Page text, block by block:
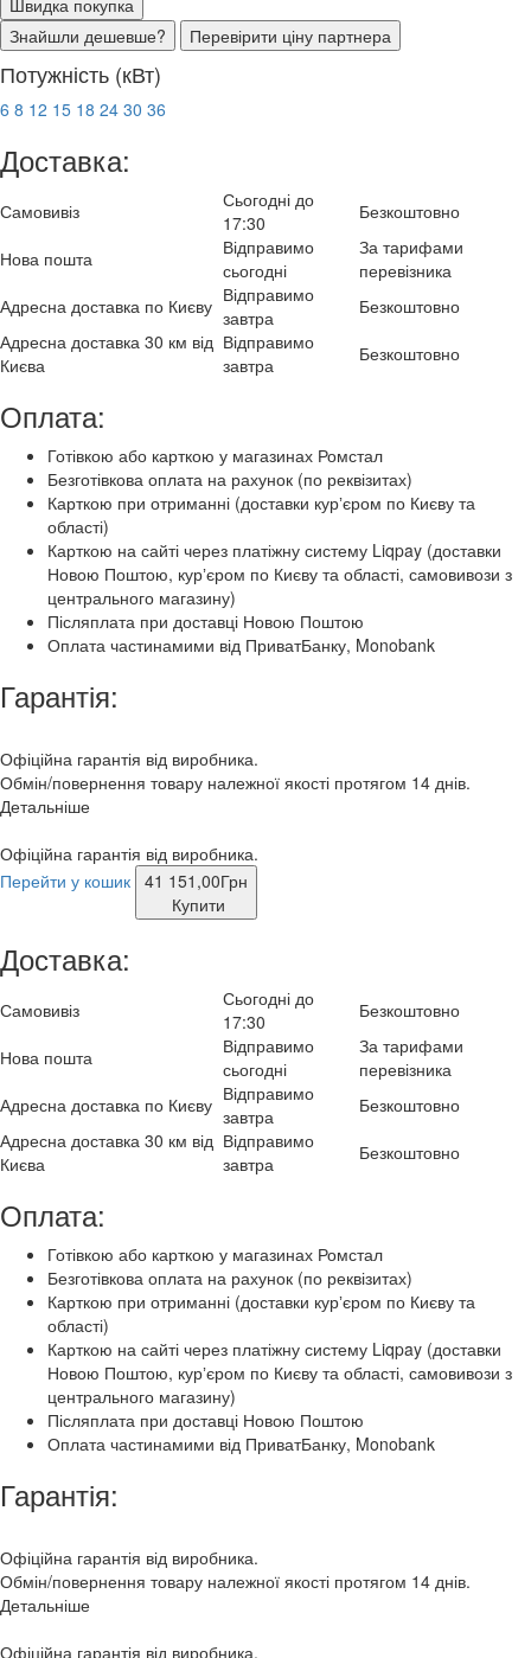
Знайшли дешевше?
Перевірити ціну партнера
Потужність (кВт)
6 8 12 15 18 24 30 36
Доставка:
Самовивіз
Сьогодні до
17:30
Безкоштовно
Нова пошта
Відправимо
сьогодні
За тарифами
перевізника
Адресна доставка по Києву Відправимо
завтра
Безкоштовно
Адресна доставка 30 км від
Києва
Відправимо
завтра
Безкоштовно
Оплата:
Готівкою або карткою у магазинах Ромстал
Безготівкова оплата на рахунок (по реквізитах)
Карткою при отриманні (доставки курʼєром по Києву та
області)
Карткою на сайті через платіжну систему Liqpay (доставки
Новою Поштою, курʼєром по Києву та області, самовивози з
центрального магазину)
Післяплата при доставці Новою Поштою
Оплата частинамими від ПриватБанку, Monobank
Гарантія:
Офіційна гарантія від виробника.
Обмін/повернення товару належної якості протягом 14 днів.
Детальніше
Офіційна гарантія від виробника.
Перейти у кошик 41 151,00Грн
Купити
Доставка:
Самовивіз
Сьогодні до
17:30
Безкоштовно
Нова пошта
Відправимо
сьогодні
За тарифами
перевізника
Адресна доставка по Києву Відправимо
завтра
Безкоштовно
Адресна доставка 30 км від
Києва
Відправимо
завтра
Безкоштовно
Оплата:
Готівкою або карткою у магазинах Ромстал
Безготівкова оплата на рахунок (по реквізитах)
Карткою при отриманні (доставки курʼєром по Києву та
області)
Карткою на сайті через платіжну систему Liqpay (доставки
Новою Поштою, курʼєром по Києву та області, самовивози з
центрального магазину)
Післяплата при доставці Новою Поштою
Оплата частинамими від ПриватБанку, Monobank
Гарантія:
Офіційна гарантія від виробника.
Обмін/повернення товару належної якості протягом 14 днів.
Детальніше
Офіційна гарантія від виробника.